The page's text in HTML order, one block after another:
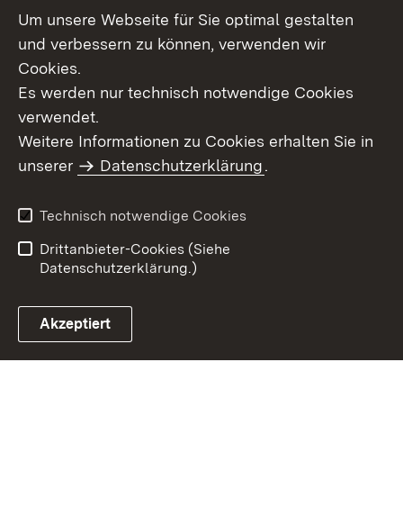
Themenübersicht
Barrierefreiheit
Um unsere Webseite für Sie optimal gestalten
und verbessern zu können, verwenden wir
Cookies.
Es werden nur technisch notwendige Cookies
verwendet.
Weitere Informationen zu Cookies erhalten Sie in
unserer
Datenschutzerklärung.
Technisch notwendige Cookies
Drittanbieter-Cookies (Siehe
Datenschutzerklärung.)
Akzeptiert